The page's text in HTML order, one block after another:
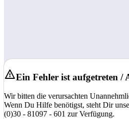
Ein Fehler ist aufgetreten /
Wir bitten die verursachten
Wenn Du Hilfe benötigst, steht Dir
(0)30 - 81097 - 601 zur Verfügung.